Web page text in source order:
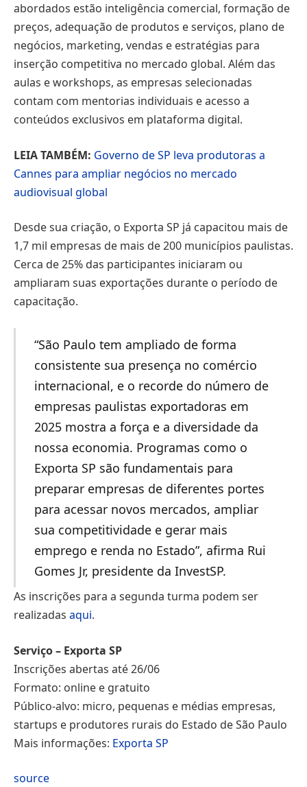
abordados estão inteligência comercial, formação de
preços, adequação de produtos e serviços, plano de
negócios, marketing, vendas e estratégias para
inserção competitiva no mercado global. Além das
aulas e workshops, as empresas selecionadas
contam com mentorias individuais e acesso a
conteúdos exclusivos em plataforma digital.
LEIA TAMBÉM: Governo de SP leva produtoras a
Cannes para ampliar negócios no mercado
audiovisual global
Desde sua criação, o Exporta SP já capacitou mais de
1,7 mil empresas de mais de 200 municípios paulistas.
Cerca de 25% das participantes iniciaram ou
ampliaram suas exportações durante o período de
capacitação.
“São Paulo tem ampliado de forma
consistente sua presença no comércio
internacional, e o recorde do número de
empresas paulistas exportadoras em
2025 mostra a força e a diversidade da
nossa economia. Programas como o
Exporta SP são fundamentais para
preparar empresas de diferentes portes
para acessar novos mercados, ampliar
sua competitividade e gerar mais
emprego e renda no Estado”, afirma Rui
Gomes Jr, presidente da InvestSP.
As inscrições para a segunda turma podem ser
realizadas aqui.
Serviço – Exporta SP
Inscrições abertas até 26/06
Formato: online e gratuito
Público-alvo: micro, pequenas e médias empresas,
startups e produtores rurais do Estado de São Paulo
Mais informações: Exporta SP
source